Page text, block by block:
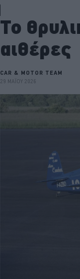
To
αιθέρες
CAR & MOTOR TEAM
29 ΜΑΪΟΥ 2026